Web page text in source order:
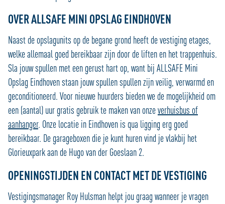
OVER ALLSAFE MINI OPSLAG EINDHOVEN
Naast de opslagunits op de begane grond heeft de vestiging etages,
welke allemaal goed bereikbaar zijn door de liften en het trappenhuis.
Sla jouw spullen met een gerust hart op, want bij ALLSAFE Mini
Opslag Eindhoven staan jouw spullen spullen zijn veilig, verwarmd en
geconditioneerd. Voor nieuwe huurders bieden we de mogelijkheid om
een (aantal) uur gratis gebruik te maken van onzeverhuisbus of
aanhanger. Onze locatie in Eindhoven is qua ligging erg goed
bereikbaar. De garageboxen die je kunt huren vind je vlakbij het
Glorieuxpark aan de Hugo van der Goeslaan 2.
OPENINGSTIJDEN EN CONTACT MET DE VESTIGING
Vestigingsmanager Roy Hulsman helpt jou graag wanneer je vragen